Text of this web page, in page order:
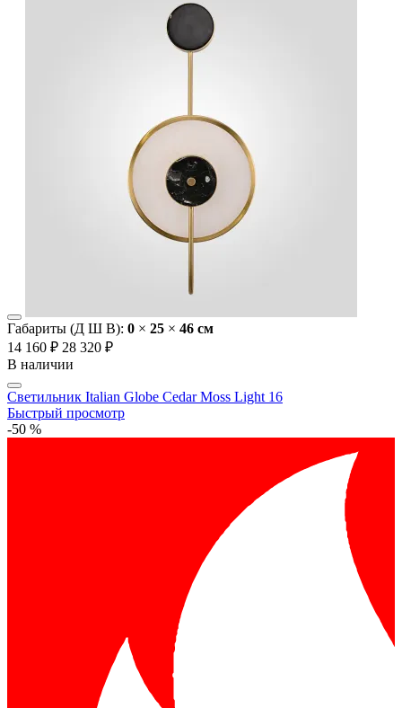
Габариты (Д Ш В): 0 × 25 × 46 cм
14 160 ₽ 28 320 ₽
В наличии
Светильник Italian Globe Cedar Moss Light 16
Быстрый просмотр
-50 %